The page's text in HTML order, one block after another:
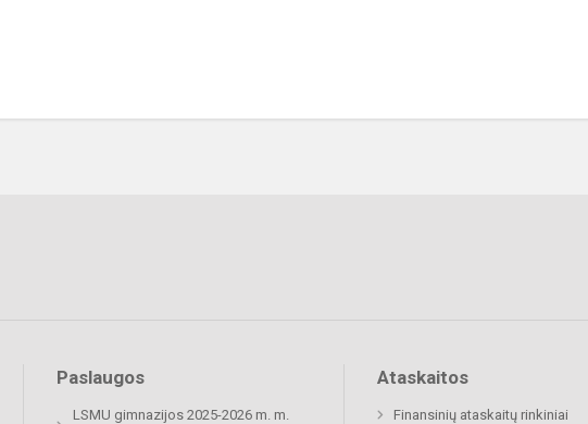
Paslaugos
LSMU gimnazijos 2025-2026 m. m.
Ataskaitos
Finansinių ataskaitų rinkiniai